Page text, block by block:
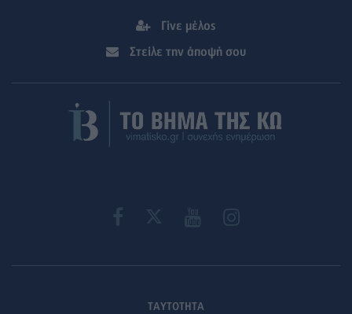
Γίνε μέλος
Στείλε την άποψή σου
ΤΑΥΤΟΤΗΤΑ